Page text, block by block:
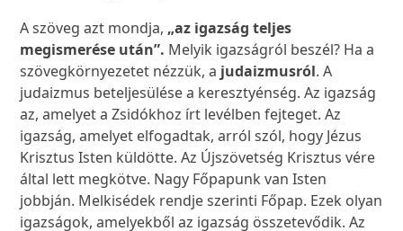
A szöveg azt mondja, „az igazság teljes
megismerése után”. Melyik igazságról beszél? Ha a
szövegkörnyezetet nézzük, a judaizmusról. A
judaizmus beteljesülése a keresztyénség. Az igazság
az, amelyet a Zsidókhoz írt levélben fejteget. Az
igazság, amelyet elfogadtak, arról szól, hogy Jézus
Krisztus Isten küldötte. Az Újszövetség Krisztus vére
által lett megkötve. Nagy Főpapunk van Isten
jobbján. Melkisédek rendje szerinti Főpap. Ezek olyan
igazságok, amelyekből az igazság összetevődik. Az